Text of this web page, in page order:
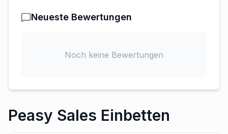
Neueste Bewertungen
Noch keine Bewertungen
Peasy Sales Einbetten